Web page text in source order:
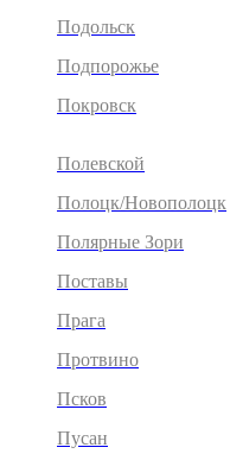
Подольск
Подпорожье
Покровск
Полевской
Полоцк/Новополоцк
Полярные Зори
Поставы
Прага
Протвино
Псков
Пусан